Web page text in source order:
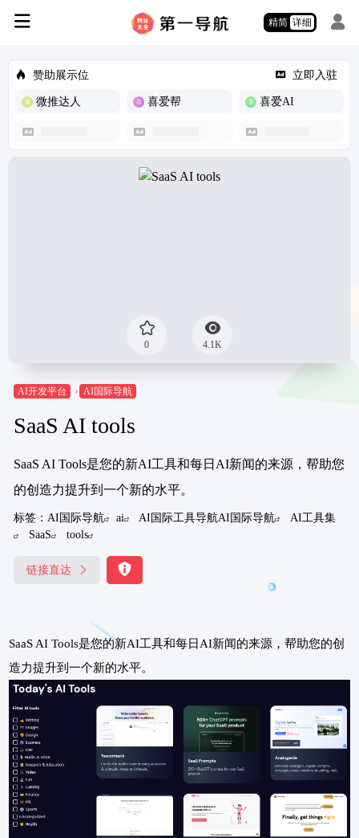
精简 详细
赞助展示位 立即入驻
微推达人 喜爱帮 喜爱AI
0 4.1K
AI开发平台 AI国际导航
SaaS AI tools
SaaS AI Tools是您的新AI工具和每日AI新闻的来源，帮助您
的创造力提升到一个新的水平。
标签： AI国际导航 ai AI国际工具导航AI国际导航
AI工具集
SaaS
tools
链接直达
SaaS AI Tools是您的新AI工具和每日AI新闻的来源，帮助您的创
造力提升到一个新的水平。